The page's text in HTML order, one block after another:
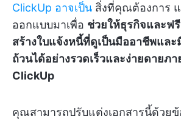
ClickUp อาจเป็น สิ่งที่คุณต้องการ
ออกแบบมาเพื่อ ช่วยให้ธุรกิจและฟ
สร้างใบแจ้งหนี้ที่ดูเป็นมืออาชีพและ
ถ้วนได้อย่างรวดเร็วและง่ายดายภ
ClickUp
คุณสามารถปรับแต่งเอกสารนี้ด้วย